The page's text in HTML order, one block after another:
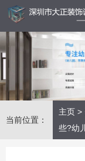
当前位置：
主页 >
些?幼